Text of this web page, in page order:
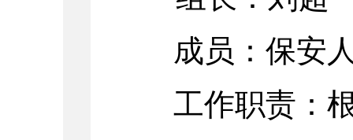
成员：保安
工作职责：